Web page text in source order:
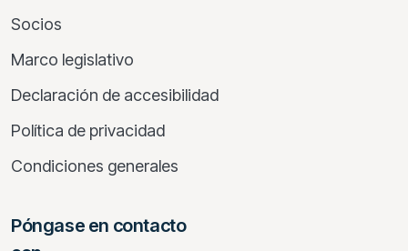
Socios
Marco legislativo
Declaración de accesibilidad
Política de privacidad
Condiciones generales
Póngase en contacto